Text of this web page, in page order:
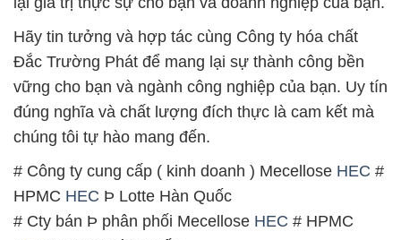
Hãy tin tưởng và hợp tác cùng Công ty hóa chất
Đắc Trường Phát để mang lại sự thành công bền
vững cho bạn và ngành công nghiệp của bạn. Uy tín
đúng nghĩa và chất lượng đích thực là cam kết mà
chúng tôi tự hào mang đến.
# Công ty cung cấp ( kinh doanh ) Mecellose HEC #
HPMC HEC Þ Lotte Hàn Quốc
# Cty bán Þ phân phối Mecellose HEC # HPMC